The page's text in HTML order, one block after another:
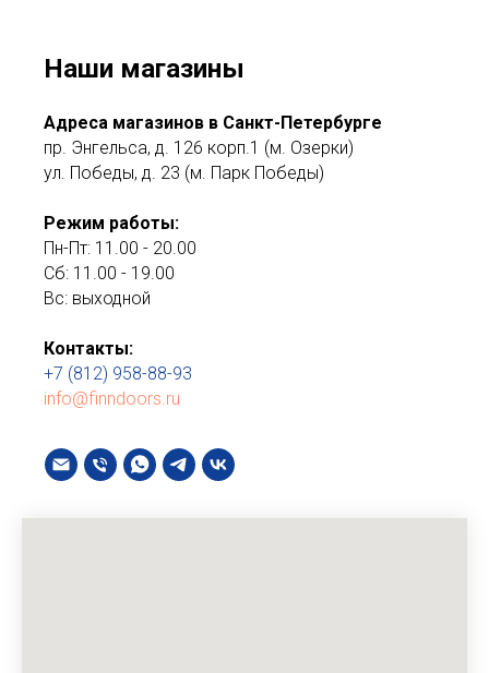
Наши магазины
Адреса магазинов в Санкт-Петербурге
пр. Энгельса, д. 126 корп.1 (м. Озерки)
ул. Победы, д. 23 (м. Парк Победы)
Режим работы:
Пн-Пт: 11.00 - 20.00
Сб: 11.00 - 19.00
Вс: выходной
Контакты:
+7 (812) 958-88-93
info@finndoors.ru